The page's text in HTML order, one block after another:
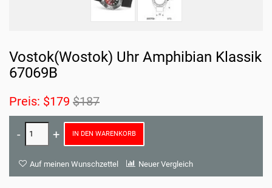
Vostok(Wostok) Uhr Amphibian Klassik
67069B
Preis: $179 $187
IN DEN WARENKORB
Auf meinen Wunschzettel Neuer Vergleich